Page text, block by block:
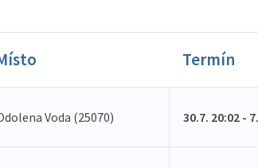
Termín
Voda (25070) 30.7. 20:02 -